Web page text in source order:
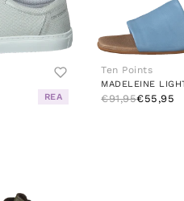
REA
Ten Points
MADELEINE
€91,95€55,95